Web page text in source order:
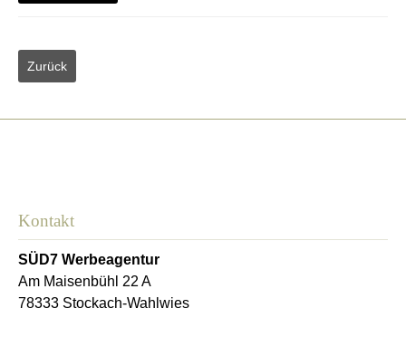
Kontakt
SÜD7 Werbeagentur
Am Maisenbühl 22 A
78333 Stockach-Wahlwies